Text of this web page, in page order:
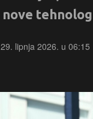
nove
lipnja 2026. u 06:15